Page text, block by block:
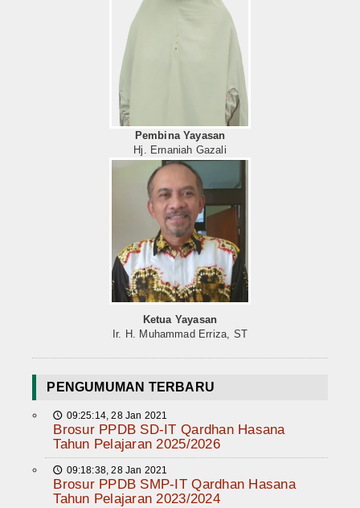
Pembina Yayasan
Hj. Ernaniah Gazali
Ketua Yayasan
Ir. H. Muhammad Erriza, ST
PENGUMUMAN TERBARU
🕔 09:25:14, 28 Jan 2021
Brosur PPDB SD-IT Qardhan Hasana
Tahun Pelajaran 2025/2026
🕔 09:18:38, 28 Jan 2021
Brosur PPDB SMP-IT Qardhan Hasana
Tahun Pelajaran 2023/2024